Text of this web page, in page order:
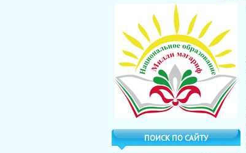
ПОИСК ПО САЙТУ